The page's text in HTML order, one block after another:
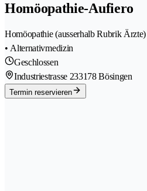
Homöopathie-Aufiero
Homöopathie (ausserhalb Rubrik
• Alternativmedizin
Geschlossen
Industriestrasse 233178 Bösingen
Termin reservieren